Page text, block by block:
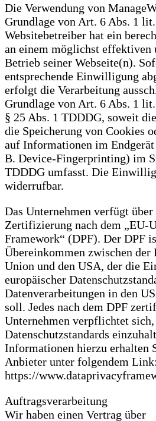
Die Verwendung von
Grundlage von Art. 6 Abs. 1
Websitebetreiber hat ein
an einem möglichst effektiven
Betrieb seiner Webseite(n).
entsprechende Einwilligung
erfolgt die Verarbeitung
Grundlage von Art. 6 Abs. 1
§ 25 Abs. 1 TDDDG, soweit
die Speicherung von Cookies
auf Informationen im Endgerät
B. Device-Fingerprinting) im
TDDDG umfasst. Die
widerrufbar.
Das Unternehmen verfügt über
Zertifizierung nach dem „EU-
Framework“ (DPF). Der DPF
Übereinkommen zwischen der
Union und den USA, der die
europäischer
Datenverarbeitungen in den
soll. Jedes nach dem DPF
Unternehmen verpflichtet sich,
Datenschutzstandards
Informationen hierzu erhalten
Anbieter unter folgendem Link:
https://
Auftragsverarbeitung
Wir haben einen Vertrag über